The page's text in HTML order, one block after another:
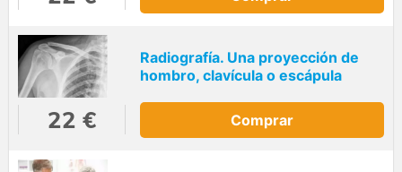
Radiografía. Una proyección de
hombro, clavícula o escápula
22 € Comprar